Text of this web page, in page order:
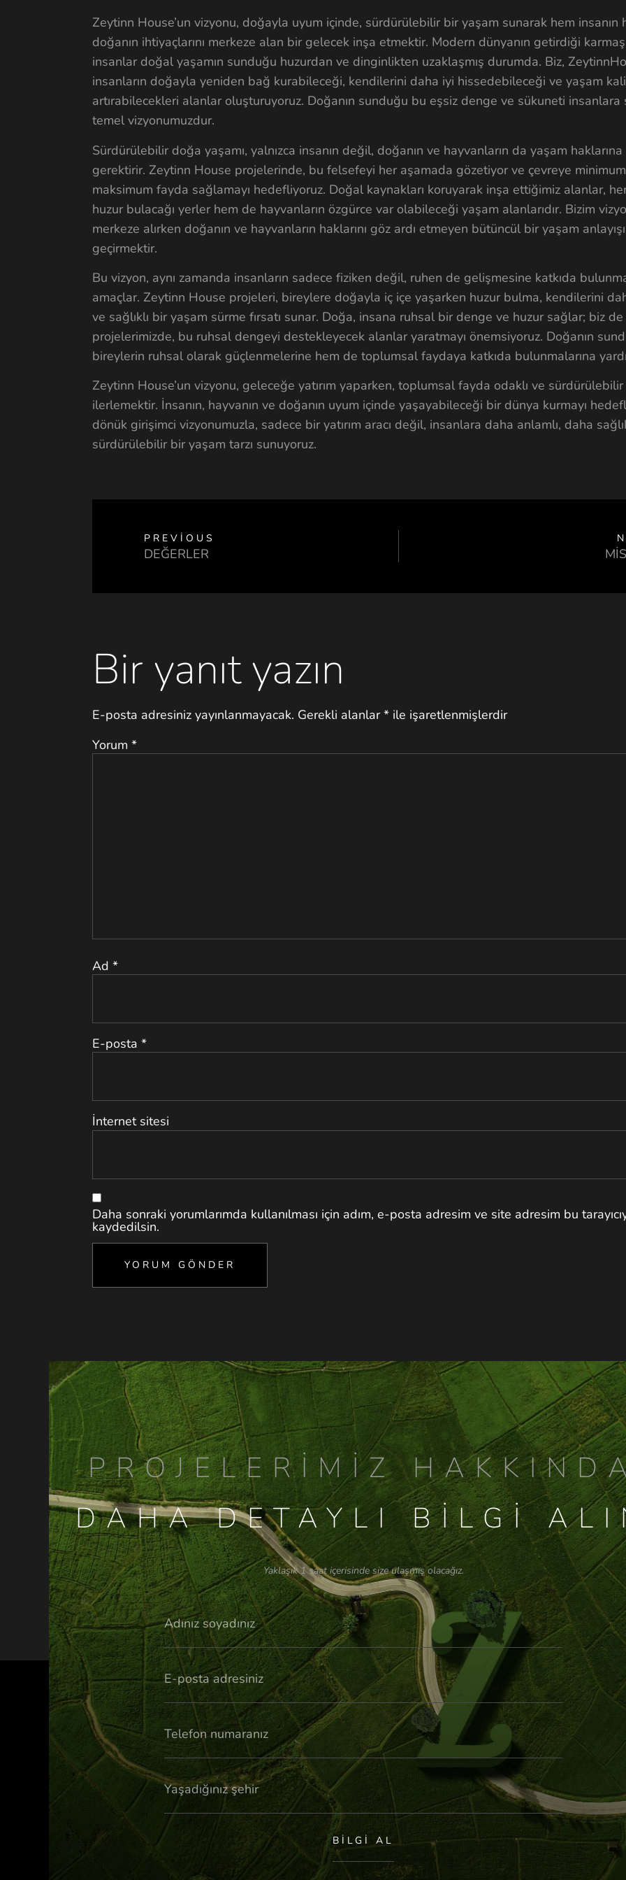
Zeytinn House’un vizyonu, doğayla uyum içinde, sürdürülebilir bir yaşam sunarak hem insanın
doğanın ihtiyaçlarını merkeze alan bir gelecek inşa etmektir. Modern dünyanın getirdiği
insanlar doğal yaşamın sunduğu huzurdan ve dinginlikten uzaklaşmış durumda. Biz,
insanların doğayla yeniden bağ kurabileceği, kendilerini daha iyi hissedebileceği ve yaşam
artırabilecekleri alanlar oluşturuyoruz. Doğanın sunduğu bu eşsiz denge ve sükuneti insanlara
temel vizyonumuzdur.
Sürdürülebilir doğa yaşamı, yalnızca insanın değil, doğanın ve hayvanların da yaşam haklarına
gerektirir. Zeytinn House projelerinde, bu felsefeyi her aşamada gözetiyor ve çevreye
maksimum fayda sağlamayı hedefliyoruz. Doğal kaynakları koruyarak inşa ettiğimiz alanlar,
huzur bulacağı yerler hem de hayvanların özgürce var olabileceği yaşam alanlarıdır. Bizim
merkeze alırken doğanın ve hayvanların haklarını göz ardı etmeyen bütüncül bir yaşam
geçirmektir.
Bu vizyon, aynı zamanda insanların sadece fiziken değil, ruhen de gelişmesine katkıda
amaçlar. Zeytinn House projeleri, bireylere doğayla iç içe yaşarken huzur bulma, kendilerini
ve sağlıklı bir yaşam sürme fırsatı sunar. Doğa, insana ruhsal bir denge ve huzur sağlar; biz de
projelerimizde, bu ruhsal dengeyi destekleyecek alanlar yaratmayı önemsiyoruz. Doğanın
bireylerin ruhsal olarak güçlenmelerine hem de toplumsal faydaya katkıda bulunmalarına
Zeytinn House’un vizyonu, geleceğe yatırım yaparken, toplumsal fayda odaklı ve
ilerlemektir. İnsanın, hayvanın ve doğanın uyum içinde yaşayabileceği bir dünya kurmayı
dönük girişimci vizyonumuzla, sadece bir yatırım aracı değil, insanlara daha anlamlı, daha
sürdürülebilir bir yaşam tarzı sunuyoruz.
PREVIOUS
DEĞERLER
Bir yanıt yazın
E-posta adresiniz yayınlanmayacak. Gerekli alanlar* ile işaretlenmişlerdir
Yorum *
Ad *
E-posta *
İnternet sitesi
Daha sonraki yorumlarımda kullanılması için adım, e-posta adresim ve site adresim bu
kaydedilsin.
PROJELERIMIZ
DAHA DETAYLI BILGI
Yaklaşık 1 saat içerisinde size ulaşmış olacağız.
BILGI AL